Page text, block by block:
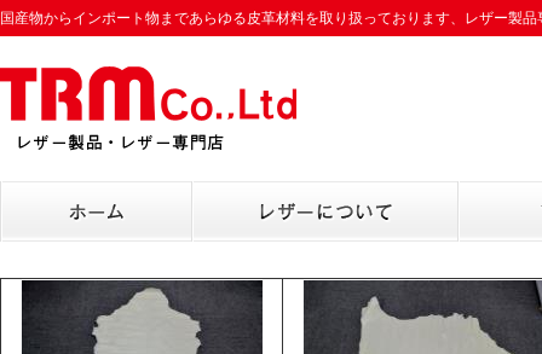
国産物からインポート物まであらゆる皮革材料を取り扱っております、レザー製品